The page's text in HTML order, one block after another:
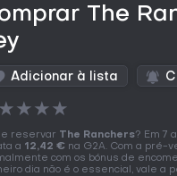
The
Adicionar à lista
★★★★
reservar The Ranchers? Em 7
a 12,42 € na G2A. Com a pré-
com os bónus de
dia não é o essencial, vale a